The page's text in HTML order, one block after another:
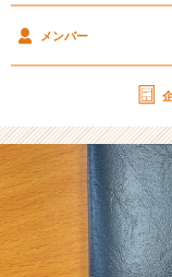
メンバー